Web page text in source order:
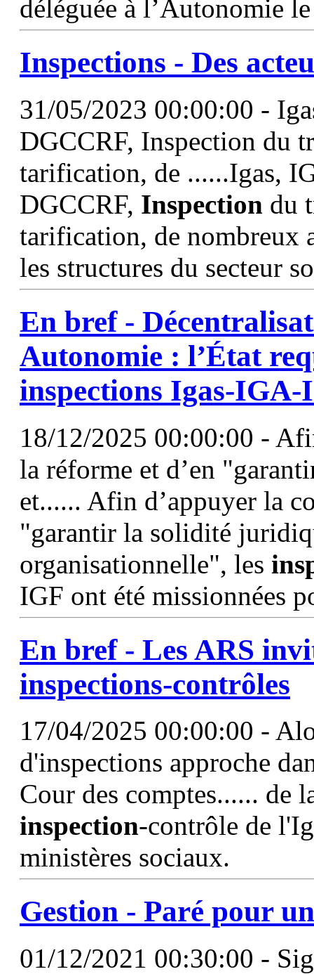
déléguée à l’Autonomie
Inspections - Des
31/05/2023 00:00:00 -
DGCCRF, Inspection du
tarification, de ......Igas,
DGCCRF, Inspection du
tarification, de nombreux
les structures du secteur
En bref -
Autonomie : l’État
inspections Igas-IGA-
18/12/2025 00:00:00 -
la réforme et d’en
et...... Afin d’appuyer la
"garantir la solidité
organisationnelle", les
IGF ont été missionnées
En bref - Les ARS
inspections-contrôles
17/04/2025 00:00:00 -
d'inspections approche
Cour des comptes...... de
inspection-contrôle de
ministères sociaux.
Gestion - Paré pour
01/12/2021 00:30:00 -